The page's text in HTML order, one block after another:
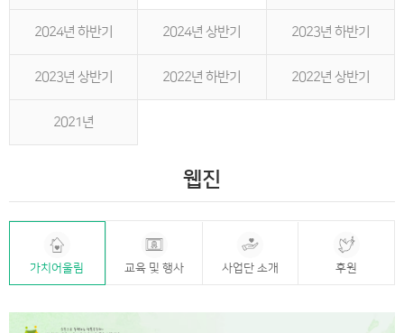
2024년 하반기 2024년 상반기 2023년 하반기
2023년 상반기 2022년 하반기 2022년 상반기
2021년
웹진
가치어울림 교육 및 행사 사업단 소개 후원